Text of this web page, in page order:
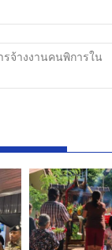
จ้างงานคนพิการใน